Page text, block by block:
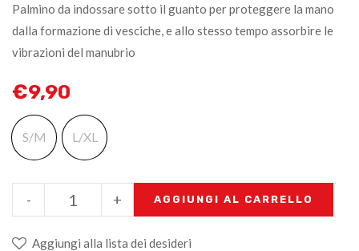
Palmino da indossare sotto il guanto per proteggere la mano
dalla formazione di vesciche, e allo stesso tempo assorbire le
vibrazioni del manubrio
€9,90
S/M L/XL
+
- AGGIUNGI AL CARRELLO
Aggiungi alla lista dei desideri